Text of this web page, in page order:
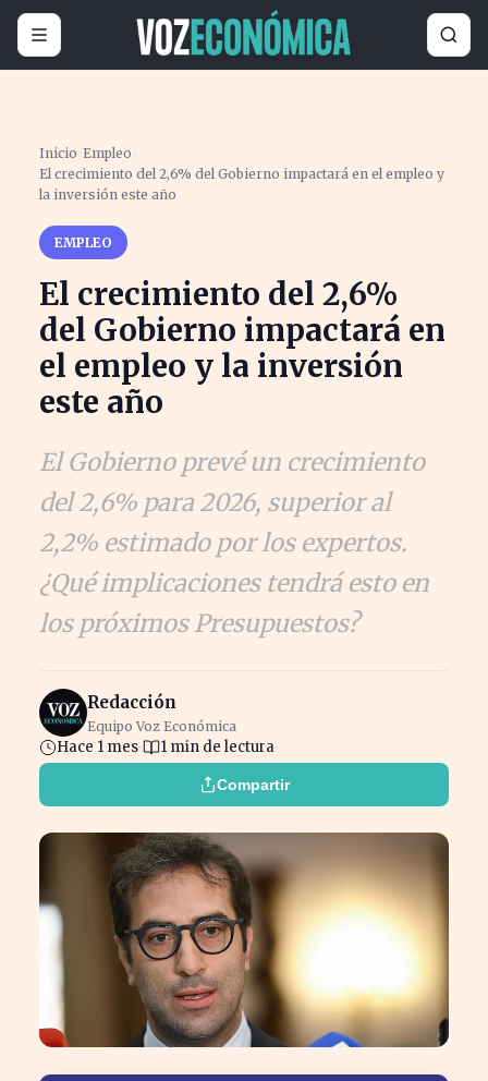
Inicio ›Empleo ›
El crecimiento del 2,6% del Gobierno impactará en el empleo y
la inversión este año
EMPLEO
El crecimiento del 2,6%
del Gobierno impactará en
el empleo y la inversión
este año
El Gobierno prevé un crecimiento
del 2,6% para 2026, superior al
2,2% estimado por los expertos.
¿Qué implicaciones tendrá esto en
los próximos Presupuestos?
Redacción
Equipo Voz Económica
Hace 1 mes 1 min de lectura
Compartir